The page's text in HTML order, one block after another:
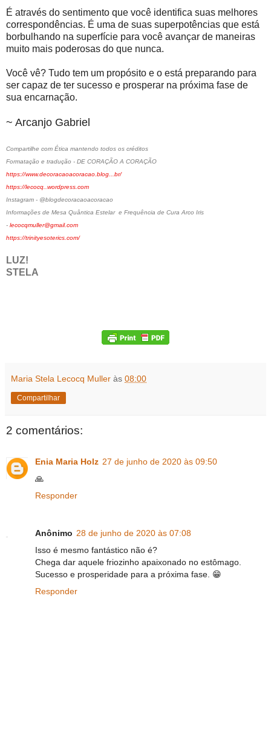
É através do sentimento que você identifica suas melhores
correspondências. É uma de suas superpotências que está
borbulhando na superfície para você avançar de maneiras
muito mais poderosas do que nunca.
Você vê? Tudo tem um propósito e o está preparando para
ser capaz de ter sucesso e prosperar na próxima fase de
sua encarnação.
~ Arcanjo Gabriel
Compartilhe com Ética mantendo todos os créditos
Formatação e tradução - DE CORAÇÃO A CORAÇÃO
https://www.decoracaoacoracao.blog...br/
https://lecocq..wordpress.com
Instagram - @blogdecoracaoacoracao
Informações de Mesa Quântica Estelar e Frequência de Cura Arco Iris
- lecocqmuller@gmail.com
https://trinityesoterics.com/
LUZ!
STELA
Maria Stela Lecocq Muller às 08:00
Compartilhar
2 comentários:
Enia Maria Holz 27 de junho de 2020 às 09:50
🙏
Responder
Anônimo 28 de junho de 2020 às 07:08
Isso é mesmo fantástico não é?
Chega dar aquele friozinho apaixonado no estômago.
Sucesso e prosperidade para a próxima fase. 😁
Responder